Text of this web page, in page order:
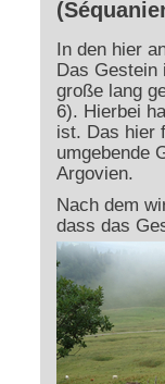
In den hier
Das Gestein
große lang
6). Hierbei
ist. Das hier
umgebende
Argovien.
Nach dem
dass das